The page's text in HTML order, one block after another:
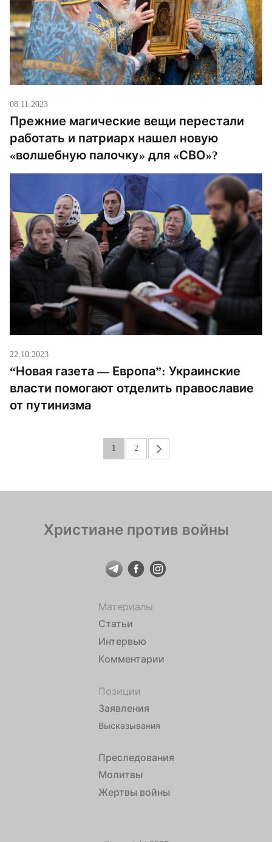
08.11.2023
Прежние магические вещи перестали
работать и патриарх нашел новую
«волшебную палочку» для «СВО»?
22.10.2023
“Новая газета — Европа”: Украинские
власти помогают отделить православие
от путинизма
1 2 »
Христиане против войны
Материалы
Статьи
Интервью
Комментарии
Позиции
Заявления
Высказывания
Преследования
Молитвы
Жертвы войны